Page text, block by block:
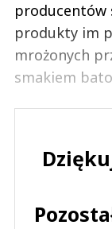
producentów
produkty im
mrożonych
smakiem